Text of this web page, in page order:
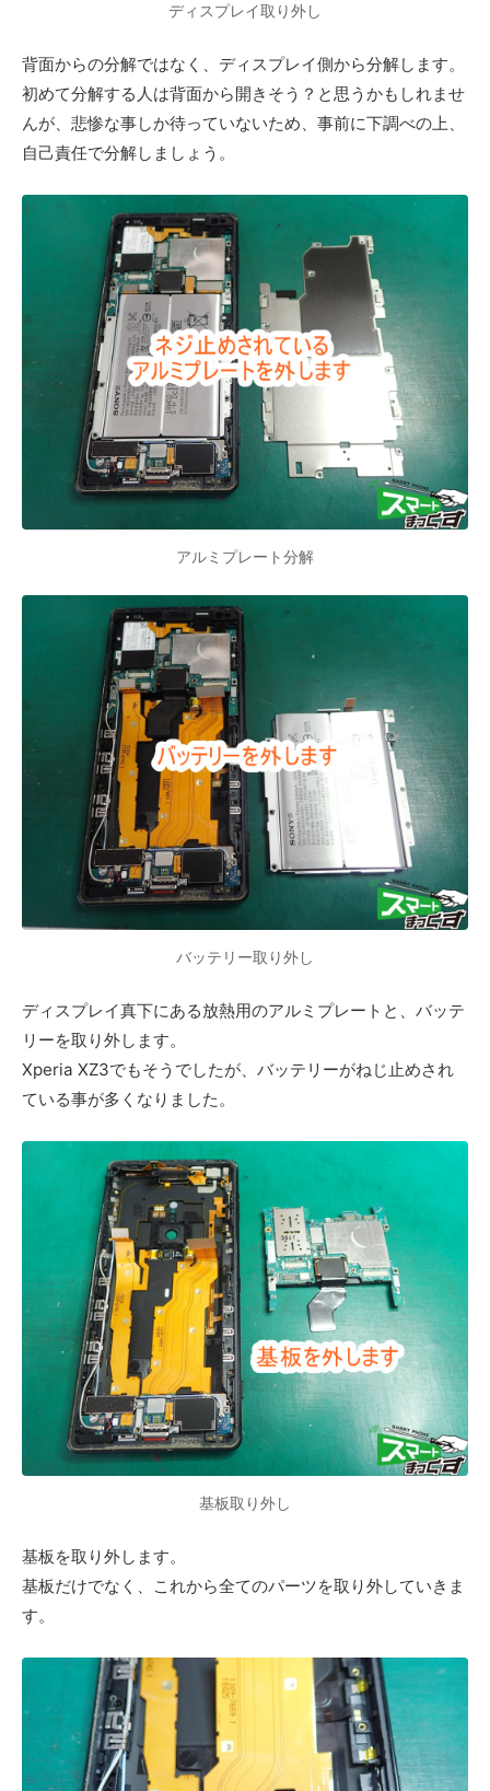
ディスプレイ取り外し
背面からの分解ではなく、ディスプレイ側から分解します。
初めて分解する人は背面から開きそう？と思うかもしれませ
んが、悲惨な事しか待っていないため、事前に下調べの上、
自己責任で分解しましょう。
アルミプレート分解
バッテリー取り外し
ディスプレイ真下にある放熱用のアルミプレートと、バッテ
リーを取り外します。
Xperia XZ3でもそうでしたが、バッテリーがねじ止めされ
ている事が多くなりました。
基板取り外し
基板を取り外します。
基板だけでなく、これから全てのパーツを取り外していきま
す。